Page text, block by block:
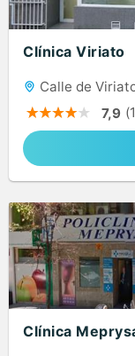
Clínica Viriato
Calle de
7,9
Clínica